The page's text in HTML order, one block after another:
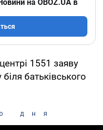
на OBOZ.UA в
1551 заяву
батьківського
дня